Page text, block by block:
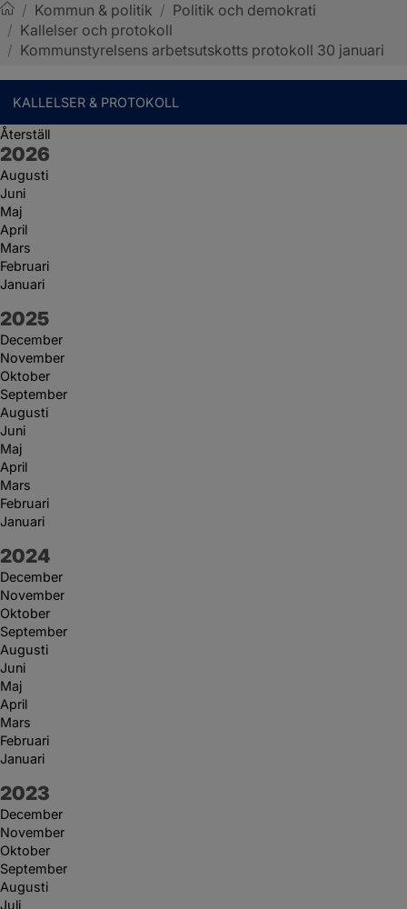
Sotenäs kommun
/ Kommun & politik / Politik och demokrati
/ Kallelser och protokoll
/ Kommunstyrelsens arbetsutskotts protokoll 30 januari
KALLELSER & PROTOKOLL
Återställ
År:
2026
Augusti
Juni
Maj
April
Mars
Februari
Januari
År:
2025
December
November
Oktober
September
Augusti
Juni
Maj
April
Mars
Februari
Januari
År:
2024
December
November
Oktober
September
Augusti
Juni
Maj
April
Mars
Februari
Januari
År:
2023
December
November
Oktober
September
Augusti
Juli